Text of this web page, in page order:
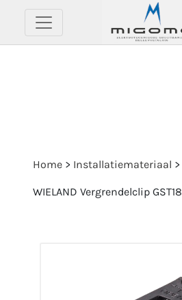
Home > Installatiemateriaal >
WIELAND Vergrendelclip GST18